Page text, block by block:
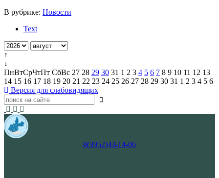
В рубрике: Новости
Text
↑
↓
ПнВтСрЧтПт СбВс 27 28 29 30 31 1 2 3 4 5 6 7 8 9 10 11 12 13
14 15 16 17 18 19 20 21 22 23 24 25 26 27 28 29 30 31 1 2 3 4 5 6
Версия для слабовидящих
8(3952)43-14-06